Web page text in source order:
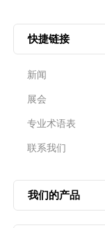
快捷链接
新闻
展会
专业术语表
联系我们
我们的产品